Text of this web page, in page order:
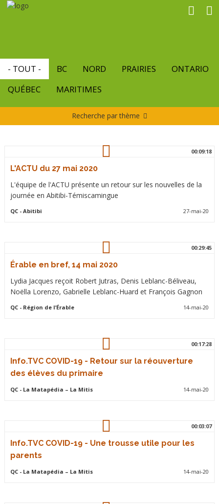
Aller
- TOUT - BC NORD PRAIRIES
ONTARIO
QUÉBEC
MARITIMES
Recherche par thème
00:09:18
L'ACTU du 27 mai 2020
L'équipe de l'ACTU présente un retour sur les nouvelles de la
journée en Abitibi-Témiscamingue
QC- Abitibi 27-mai-20
00:29:45
Érable en bref, 14 mai 2020
Lydia Jacques reçoit Robert Jutras, Denis Leblanc-Béliveau,
Noëlla Lorenzo, Gabrielle Leblanc-Huard et François Gagnon
QC- Région de l’Érable 14-mai-20
00:17:28
Info.TVC COVID-19 - Retour sur la réouverture
des élèves du primaire
QC- La Matapédia – La Mitis 14-mai-20
00:03:07
Info.TVC COVID-19 - Une trousse utile pour les
parents
QC- La Matapédia – La Mitis 14-mai-20